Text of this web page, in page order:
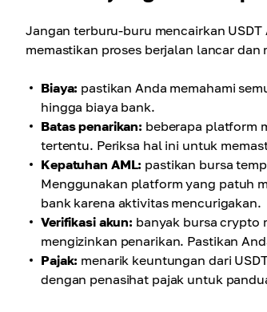
Jangan terburu-buru mencairkan
memastikan proses berjalan lancar
Biaya: pastikan Anda memahami
hingga biaya bank.
Batas penarikan: beberapa platform
tertentu. Periksa hal ini untuk
Kepatuhan AML: pastikan bursa
Menggunakan platform yang patuh
bank karena aktivitas mencurigakan.
Verifikasi akun: banyak bursa crypto
mengizinkan penarikan. Pastikan
Pajak: menarik keuntungan dari
dengan penasihat pajak untuk